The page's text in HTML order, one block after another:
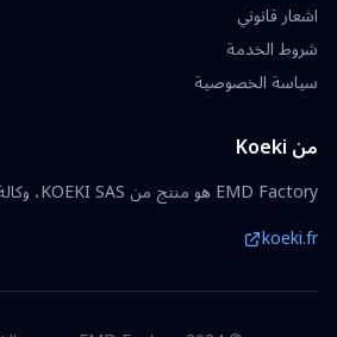
اشعار قانوني
شروط الخدمة
سياسة الخصوصية
من Koeki
EMD Factory هو منتج من KOEKI SAS، وكالة سيو مقرها في فرنسا.
koeki.fr